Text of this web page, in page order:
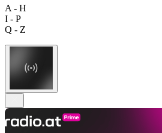
A - H
I - P
Q - Z